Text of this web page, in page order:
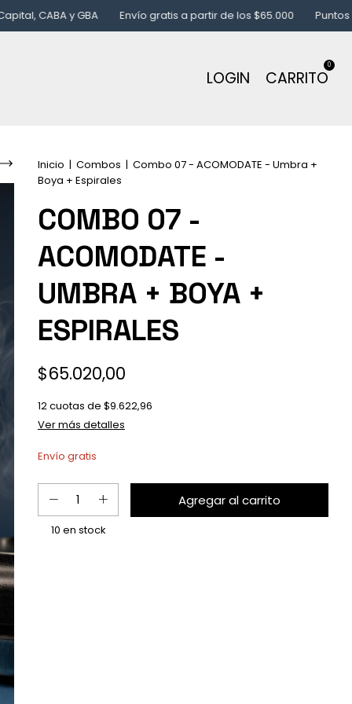
y GBA Envío gratis a partir de los $65.000 Puntos de
LOGIN CARRITO
0
Inicio | Combos | Combo 07 - ACOMODATE - Umbra +
Boya + Espirales
COMBO 07 -
ACOMODATE -
UMBRA + BOYA +
ESPIRALES
$65.020,00
12cuotas de $9.622,96
Ver más detalles
Envío gratis
10 en stock